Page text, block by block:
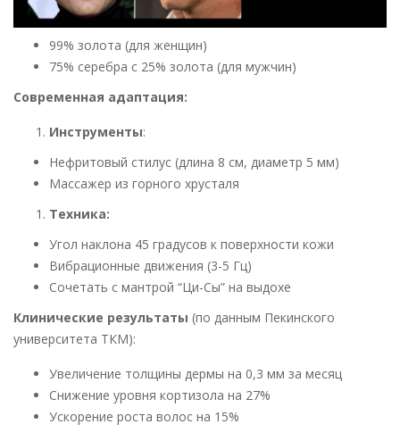
99% золота (для женщин)
75% серебра с 25% золота (для мужчин)
Современная адаптация:
Инструменты:
Нефритовый стилус (длина 8 см, диаметр 5 мм)
Массажер из горного хрусталя
Техника:
Угол наклона 45 градусов к поверхности кожи
Вибрационные движения (3-5 Гц)
Сочетать с мантрой “Ци-Сы” на выдохе
Клинические результаты (по данным Пекинского
университета ТКМ):
Увеличение толщины дермы на 0,3 мм за месяц
Снижение уровня кортизола на 27%
Ускорение роста волос на 15%